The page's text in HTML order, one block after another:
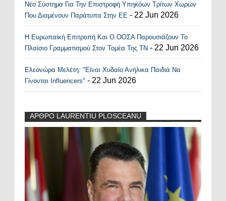
Νέο Σύστημα Για Την Επιστροφή Υπηκόων Τρίτων Χωρών
Που Διαμένουν Παράτυπα Στην ΕΕ - 22 Jun 2026
Η Ευρωπαϊκή Επιτροπή Και Ο ΟΟΣΑ Παρουσιάζουν Το
Πλαίσιο Γραμματισμού Στον Τομέα Της ΤΝ - 22 Jun 2026
Ελεονώρα Μελέτη: "Είναι Χυδαίο Ανήλικα Παιδιά Να
Γίνονται Influencers" - 22 Jun 2026
ΑΡΘΡΟ LAURENTIU PLOSCEANU